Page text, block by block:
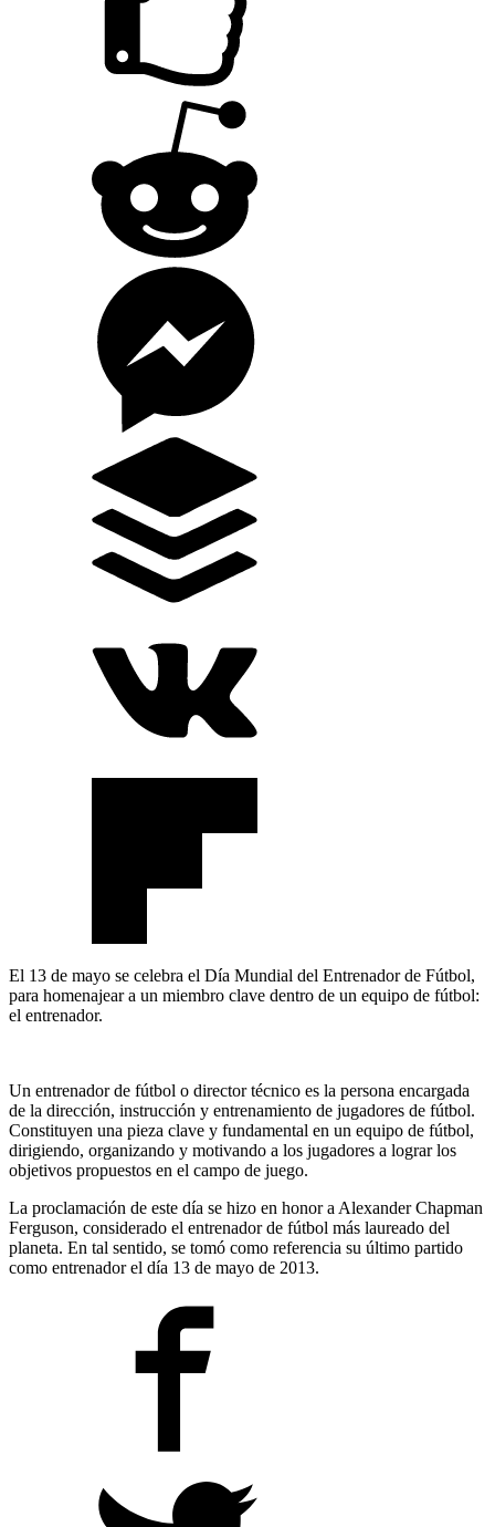
El 13 de mayo se celebra el Día Mundial del Entrenador de Fútbol,
para homenajear a un miembro clave dentro de un equipo de fútbol:
el entrenador.
Un entrenador de fútbol o director técnico es la persona encargada
de la dirección, instrucción y entrenamiento de jugadores de fútbol.
Constituyen una pieza clave y fundamental en un equipo de fútbol,
dirigiendo, organizando y motivando a los jugadores a lograr los
objetivos propuestos en el campo de juego.
La proclamación de este día se hizo en honor a Alexander Chapman
Ferguson, considerado el entrenador de fútbol más laureado del
planeta. En tal sentido, se tomó como referencia su último partido
como entrenador el día 13 de mayo de 2013.